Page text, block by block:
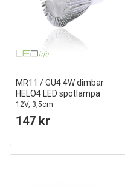
MR11 / GU4 4W dimbar
HELO4 LED spotlampa
12V, 3,5cm
147 kr